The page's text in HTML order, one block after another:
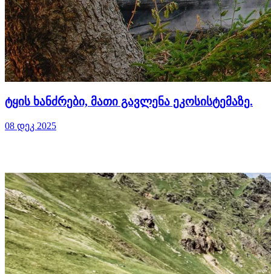
ტყის ხანძრები, მათი გავლენა ეკოსისტემაზე.
08 დეკ 2025